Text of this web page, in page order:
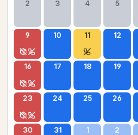
2 3 4 5
9 10 11 12
16 17 18 19
23 24 25 26
30 31 1 2